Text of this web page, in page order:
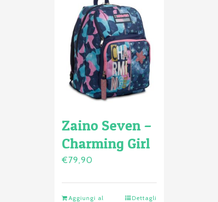
Zaino Seven –
Charming Girl
€79,90
Aggiungi al Dettagli